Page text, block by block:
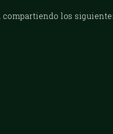
compartiendo los